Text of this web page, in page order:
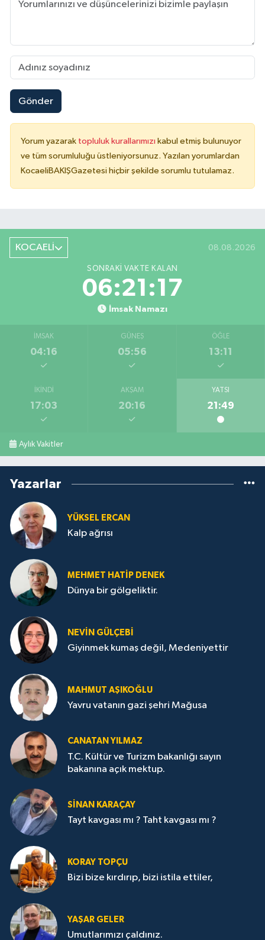
Gönder
Yorum yazarak topluluk kurallarımızı kabul etmiş bulunuyor
ve tüm sorumluluğu üstleniyorsunuz. Yazılan yorumlardan
KocaeliBAKIŞGazetesi hiçbir şekilde sorumlu tutulamaz.
KOCAELİ 08.08.2026
SONRAKI VAKTE KALAN
06:21:16
İmsak Namazı
İMSAK
04:16
GÜNEŞ
05:56
ÖĞLE
13:11
İKINDI
17:03
AKŞAM
20:16
YATSI
21:49
Aylık Vakitler
Yazarlar
YÜKSEL ERCAN
Kalp ağrısı
MEHMET HATİP DENEK
Dünya bir gölgeliktir.
NEVİN GÜLÇEBİ
Giyinmek kumaş değil, Medeniyettir
MAHMUT AŞIKOĞLU
Yavru vatanın gazi şehri Mağusa
CANATAN YILMAZ
T.C. Kültür ve Turizm bakanlığı sayın
bakanına açık mektup.
SİNAN KARAÇAY
Tayt kavgası mı ? Taht kavgası mı ?
KORAY TOPÇU
Bizi bize kırdırıp, bizi istila ettiler,
YAŞAR GELER
Umutlarımızı çaldınız.